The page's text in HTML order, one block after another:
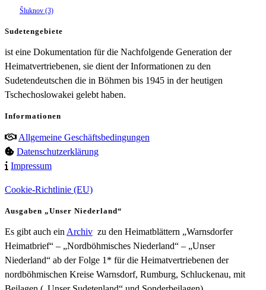
Šluknov (3)
Sudetengebiete
ist eine Dokumentation für die Nachfolgende Generation der
Heimatvertriebenen, sie dient der Informationen zu den
Sudetendeutschen die in Böhmen bis 1945 in der heutigen
Tschechoslowakei gelebt haben.
Informationen
Allgemeine Geschäftsbedingungen
Datenschutzerklärung
Impressum
Cookie-Richtlinie (EU)
Ausgaben „Unser Niederland“
Es gibt auch ein Archiv zu den Heimatblättern „Warnsdorfer
Heimatbrief“ – „Nordböhmisches Niederland“ – „Unser
Niederland“ ab der Folge 1* für die Heimatvertriebenen der
nordböhmischen Kreise Warnsdorf, Rumburg, Schluckenau, mit